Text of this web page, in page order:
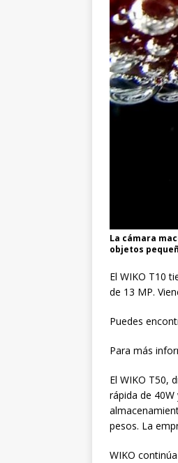
La cámara
objetos
El WIKO T10
de 13 MP.
Puedes
Para más
El WIKO T50,
rápida de 40W
pesos. La
WIKO